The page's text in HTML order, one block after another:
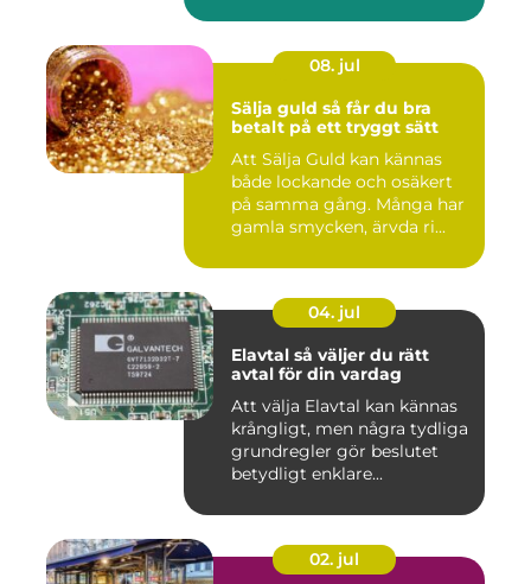
08. jul
Sälja guld så får du bra
betalt på ett tryggt sätt
Att Sälja Guld kan kännas
både lockande och osäkert
på samma gång. Många har
gamla smycken, ärvda ri...
04. jul
Elavtal så väljer du rätt
avtal för din vardag
Att välja Elavtal kan kännas
krångligt, men några tydliga
grundregler gör beslutet
betydligt enklare...
02. jul